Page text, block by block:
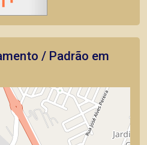
/ Padrão em